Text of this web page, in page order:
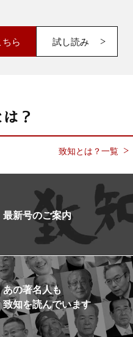
ら 試し読み
？
致知とは？一覧
最新号のご案内
あの著名人も
致知を読んでいます